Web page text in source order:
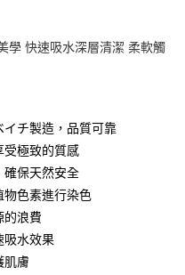
戶可立即使用無須另外申請。
、繳款截止日，確認付款後即完
後續交易確認頁面所載為準。
遇審核未通過，訂單將自動取
達大哥付你分期系統評分，恕無
期」於每月結算日後寄送繳費提
費
學 快速吸水深層清潔 柔軟觸
イチ製造，品質可靠
受極致的質感
確保天然安全
物色素進行染色
的浪費
吸水效果
肌膚